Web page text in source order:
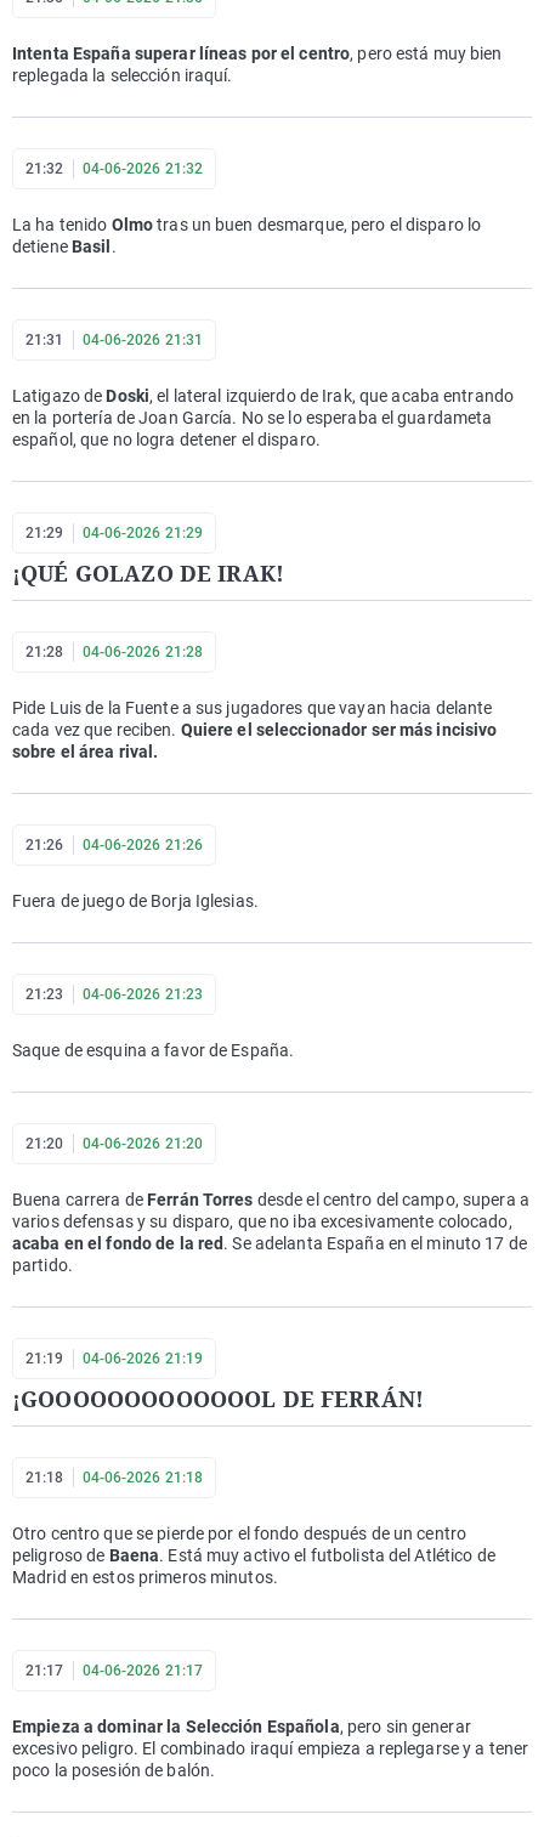
Intenta España superar líneas por el centro, pero está muy bien
replegada la selección iraquí.
21:32 04-06-2026 21:32
La ha tenido Olmotras un buen desmarque, pero el disparo lo
detiene Basil .
21:31 04-06-2026 21:31
Latigazo de Doski, el lateral izquierdo de Irak, que acaba entrando
en la portería de Joan García. No se lo esperaba el guardameta
español, que no logra detener el disparo.
21:29 04-06-2026 21:29
¡QUÉ GOLAZO DE IRAK!
21:28 04-06-2026 21:28
Pide Luis de la Fuente a sus jugadores que vayan hacia delante
cada vez que reciben. Quiere el seleccionador ser más incisivo
sobre el área rival.
21:26 04-06-2026 21:26
Fuera de juego de Borja Iglesias.
21:23 04-06-2026 21:23
Saque de esquina a favor de España.
21:20 04-06-2026 21:20
Buena carrera deFerrán Torres desde el centro del campo, supera a
varios defensas y su disparo, que no iba excesivamente colocado,
acaba en el fondo de la red. Se adelanta España en el minuto 17 de
partido.
21:19 04-06-2026 21:19
¡GOOOOOOOOOOOOOL DE FERRÁN!
21:18 04-06-2026 21:18
Otro centro que se pierde por el fondo después de un centro
peligroso de Baena. Está muy activo el futbolista del Atlético de
Madrid en estos primeros minutos.
21:17 04-06-2026 21:17
Empieza a dominar la Selección Española, pero sin generar
excesivo peligro. El combinado iraquí empieza a replegarse y a tener
poco la posesión de balón.